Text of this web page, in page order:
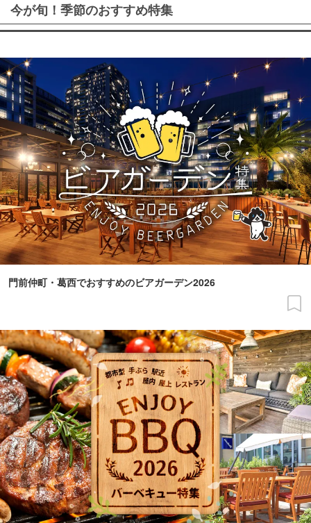
今が旬！季節のおすすめ特集
門前仲町・葛西でおすすめのビアガーデン2026